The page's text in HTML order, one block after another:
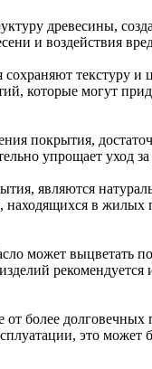
древесины,
и воздействия
текстуру и
которые могут
покрытия,
упрощает уход
являются
находящихся в жилых
может выцветать
более
это может